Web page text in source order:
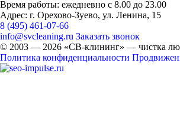
Время работы: ежедневно с 8.00 до 23.00
Адрес: г. Орехово-Зуево, ул. Ленина, 15
8 (495) 461-07-66
info@svcleaning.ru Заказать звонок
© 2003 — 2026 «СВ-клининг» — чистка
Политика конфиденциальности